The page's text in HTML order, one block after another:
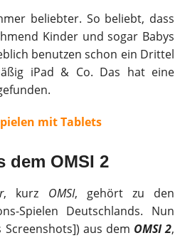
beliebter. So beliebt, dass
Kinder und sogar Babys
benutzen schon ein Drittel
iPad & Co. Das hat eine
mit Tablets
dem OMSI 2
, kurz OMSI, gehört zu den
Spielen Deutschlands. Nun
aus dem OMSI 2,